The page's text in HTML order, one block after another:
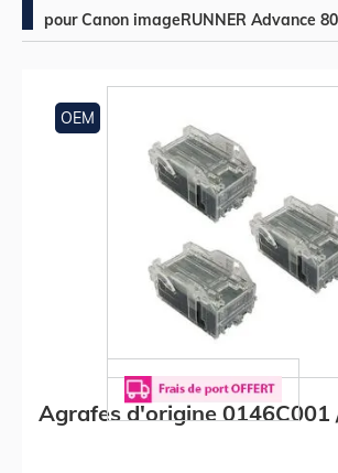
pour Canon imageRUNNER Advance
OEM
Agrafes d'origine 0146C001